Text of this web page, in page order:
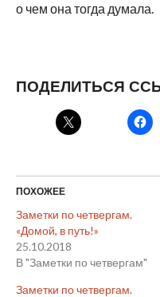
о чем она тогда думала.
ПОДЕЛИТЬСЯ
ПОХОЖЕЕ
Заметки по четвергам.
«Домой, в путь!»
25.10.2018
В "Заметки по четвергам"
Заметки по четвергам.